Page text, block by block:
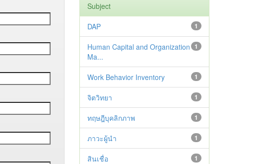
Subject
1
DAP
1
Human Capital and Organization
Ma...
1
Work Behavior Inventory
1
จิตวิทยา
1
ทฤษฎีบุคลิกภาพ
1
ภาวะผู้นำ
1
สินเชื่อ